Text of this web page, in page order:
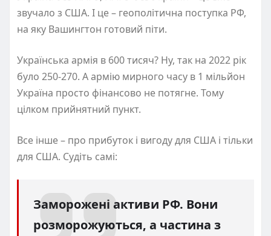
звучало з США. І це – геополітична поступка РФ,
на яку Вашингтон готовий піти.
Українська армія в 600 тисяч? Ну, так на 2022 рік
було 250-270. А армію мирного часу в 1 мільйон
Україна просто фінансово не потягне. Тому
цілком прийнятний пункт.
Все інше – про прибуток і вигоду для США і тільки
для США. Судіть самі:
Заморожені активи РФ. Вони
розморожуються, а частина з